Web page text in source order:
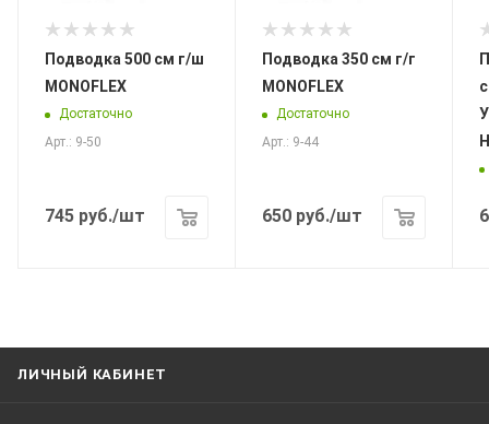
Подводка 500 см г/ш
MONOFLEX
Достаточно
Арт.: 9-50
745 руб./шт
Подводка 350 см г/г
MONOFLEX
Достаточно
Арт.: 9-44
650 руб./шт
ЛИЧНЫЙ КАБИНЕТ